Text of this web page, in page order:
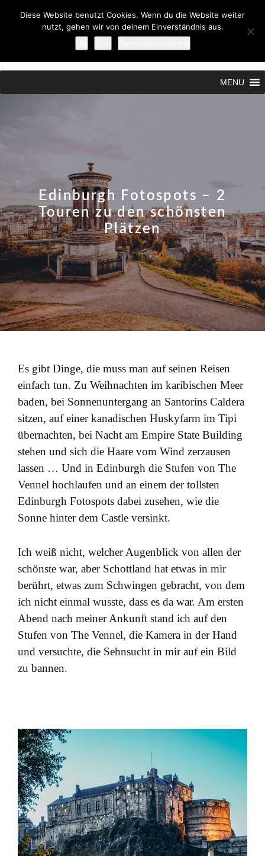
MENU
Edinburgh Fotospots – 2
Touren zu den schönsten
Plätzen
Es gibt Dinge, die muss man auf seinen Reisen
einfach tun. Zu Weihnachten im karibischen Meer
baden, bei Sonnenuntergang an Santorins Caldera
sitzen, auf einer kanadischen Huskyfarm im Tipi
übernachten, bei Nacht am Empire State Building
stehen und sich die Haare vom Wind zerzausen
lassen … Und in Edinburgh die Stufen von The
Vennel hochlaufen und an einem der tollsten
Edinburgh Fotospots dabei zusehen, wie die
Sonne hinter dem Castle versinkt.
Ich weiß nicht, welcher Augenblick von allen der
schönste war, aber Schottland hat etwas in mir
berührt, etwas zum Schwingen gebracht, von dem
ich nicht einmal wusste, dass es da war. Am ersten
Abend nach meiner Ankunft stand ich auf den
Stufen von The Vennel, die Kamera in der Hand
und versuchte, die Sehnsucht in mir auf ein Bild
zu bannen.
Diese Website benutzt Cookies. Wenn du die Website weiter
nutzt, gehen wir von deinem Einverständnis aus.